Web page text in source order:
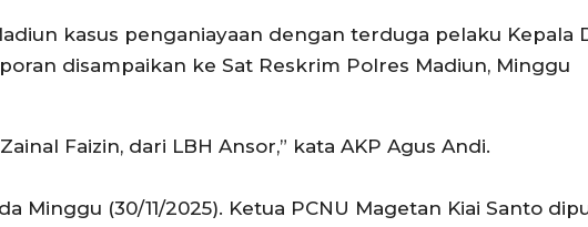
kasus penganiayaan dengan terduga pelaku Kepala
disampaikan ke Sat Reskrim Polres Madiun, Minggu
Faizin, dari LBH Ansor,” kata AKP Agus Andi.
Minggu (30/11/2025). Ketua PCNU Magetan Kiai Santo